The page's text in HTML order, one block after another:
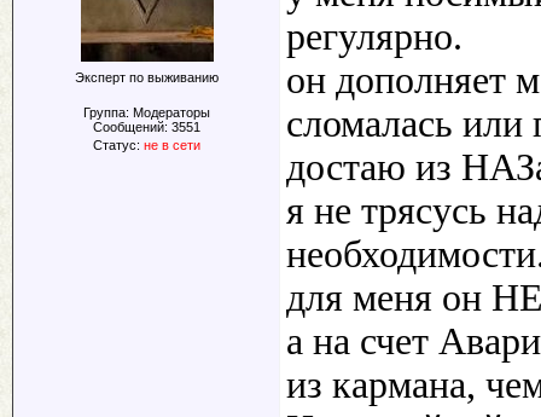
Эксперт по выживанию
Группа: Модераторы
Сообщений: 3551
Статус: не в сети
регулярно.
он дополняет
сломалась или
достаю из
я не трясусь
для меня он
а на счет
из кармана,